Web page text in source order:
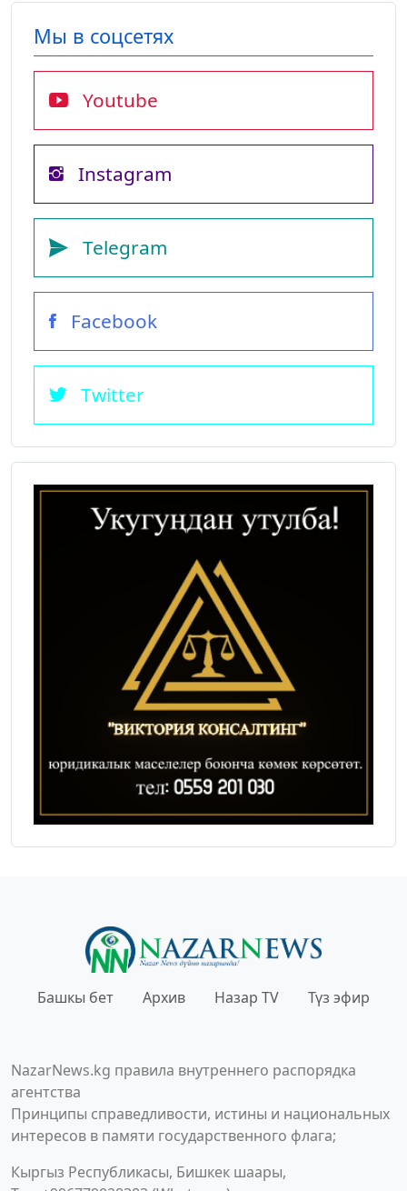
Мы в соцсетях
Youtube
Instagram
Telegram
Facebook
Twitter
Башкы бет Архив Назар TV Түз эфир
NazarNews.kg правила внутреннего распорядка
агентства
Принципы справедливости, истины и национальных
интересов в памяти государственного флага;
Кыргыз Республикасы, Бишкек шаары,